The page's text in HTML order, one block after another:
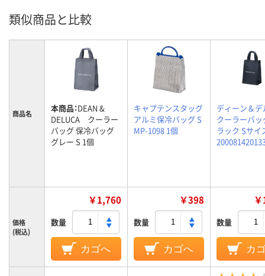
類似商品と比較
商品名 本商品：DEAN &
DELUCA クーラー
バッグ 保冷バッグ
グレー S 1個
キャプテンスタッグ
アルミ保冷バッグ S
MP-1098 1個
ディーン＆
クーラーバッ
ラック Sサイ
価格
(税込)
￥1,760
数量
カゴへ
￥398
数量
カゴへ
数量
カ